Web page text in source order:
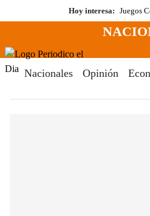
al
Hoy interesa: Juegos
Menú
Nacionales Opinión